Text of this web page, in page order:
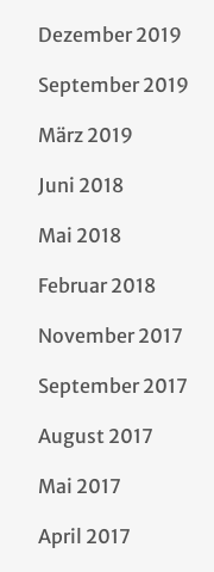
Dezember 2019
September 2019
März 2019
Juni 2018
Mai 2018
Februar 2018
November 2017
September 2017
August 2017
Mai 2017
April 2017